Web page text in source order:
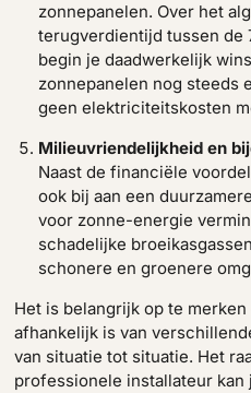
zonnepanelen. Over het
terugverdientijd tussen de
begin je daadwerkelijk
zonnepanelen nog steeds
geen elektriciteitskosten
Milieuvriendelijkheid en
Naast de financiële
ook bij aan een
voor zonne-energie
schadelijke
schonere en groenere
Het is belangrijk op te
afhankelijk is van
van situatie tot situatie. Het
professionele installateur